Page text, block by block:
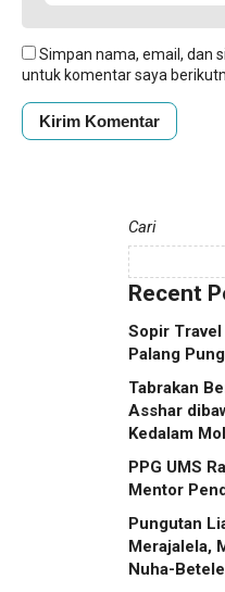
Simpan nama, email, dan
untuk komentar saya
Cari
Recent
Sopir
Palang
Tabrakan
Asshar
Kedalam
PPG UMS
Mentor
Pungutan
Merajalela,
Nuha-